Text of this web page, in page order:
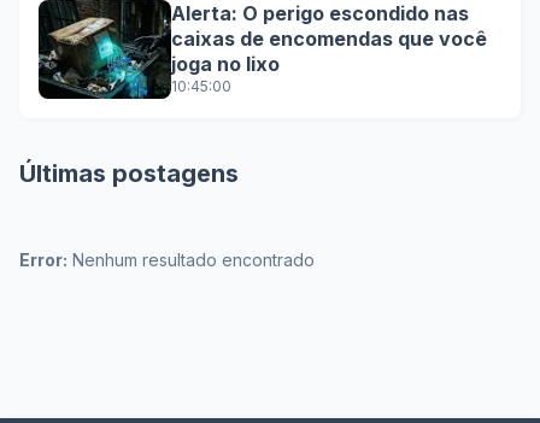
Alerta: O perigo escondido nas
caixas de encomendas que você
joga no lixo
10:45:00
Últimas postagens
Error: Nenhum resultado encontrado